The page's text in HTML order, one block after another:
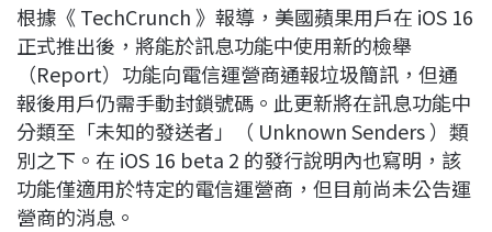
根據《 TechCrunch 》報導，美國蘋果用戶在 iOS 16
正式推出後，將能於訊息功能中使用新的檢舉
（Report）功能向電信運營商通報垃圾簡訊，但通
報後用戶仍需手動封鎖號碼。此更新將在訊息功能中
分類至「未知的發送者」（ Unknown Senders ）類
別之下。在 iOS 16 beta 2 的發行說明內也寫明，該
功能僅適用於特定的電信運營商，但目前尚未公告運
營商的消息。